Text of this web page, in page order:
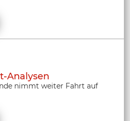
Analysen
nimmt weiter Fahrt auf